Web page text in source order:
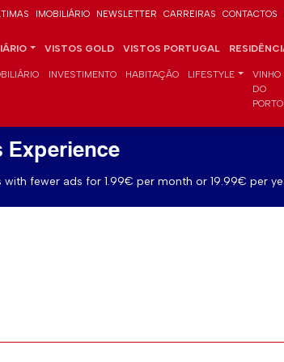
IMOBILIÁRIO NEWSLETTER CARREIRAS CONTACTOS
VISTOS GOLD VISTOS PORTUGAL
INVESTIMENTO HABITAÇÃO LIFESTYLE
VINHO
DO
PORTO
Experience
with fewer ads for 1.99€ per month or 19.99€ per